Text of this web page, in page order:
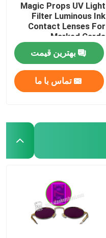
Magic Props UV Light
Filter Luminous Ink
Contact Lenses For
Marked Cards
بهترین قیمت
تماس با ما